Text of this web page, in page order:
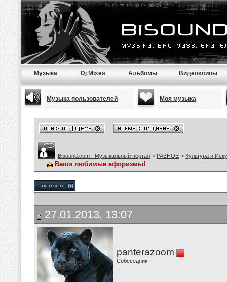
Музыка Dj Mixes Альбомы Видеоклипы
Музыка пользователей Моя музыка
Bisound.com - Музыкальный портал > РАЗНОЕ > Культура и
Ваши любимые афоризмы!
27.01.2013, 13:07
panterazoom
Собеседник